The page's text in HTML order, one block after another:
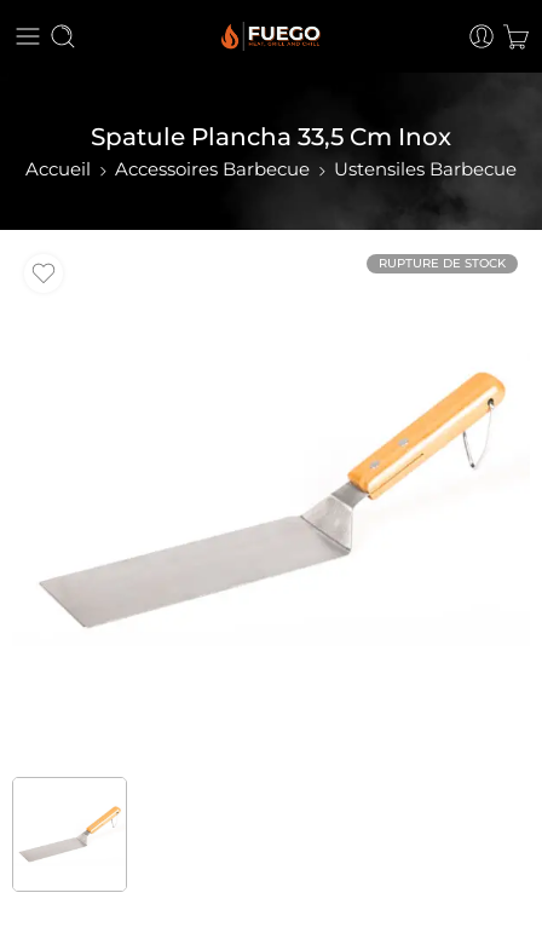
Spatule Plancha 33,5 Cm Inox
Accueil Accessoires Barbecue Ustensiles Barbecue
RUPTURE DE STOCK